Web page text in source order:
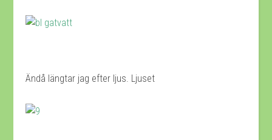
Ändå längtar jag efter ljus. Ljuset